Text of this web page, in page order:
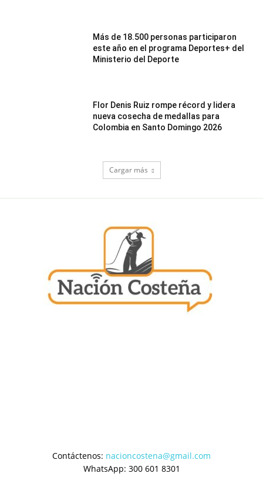
Más de 18.500 personas participaron
este año en el programa Deportes+ del
Ministerio del Deporte
Flor Denis Ruiz rompe récord y lidera
nueva cosecha de medallas para
Colombia en Santo Domingo 2026
Cargar más
Contáctenos: nacioncostena@gmail.com
WhatsApp: 300 601 8301